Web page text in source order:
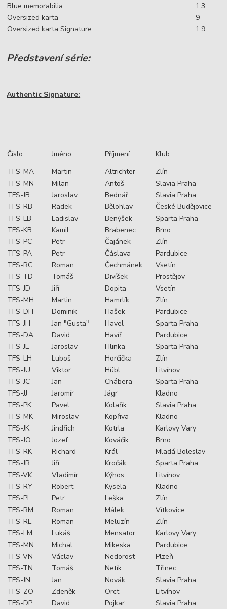
Blue memorabilia
1:3
Oversized karta
9
Oversized karta Signature
1:9
Představení série:
Authentic Signature:
Číslo Jméno Příjmení
Klub
TFS-MA
Martin Altrichter
Zlín
TFS-MN
Milan Antoš
Slavia Praha
TFS-JB
Jaroslav Bednář
Slavia Praha
TFS-RB
Radek Bělohlav
České Budějovice
TFS-LB
Ladislav Benýšek
Sparta Praha
TFS-KB
Kamil Brabenec
Brno
TFS-PC
Petr Čajánek
Zlín
TFS-PA
Petr Čáslava
Pardubice
TFS-RC
Roman Čechmánek
Vsetín
TFS-TD
Tomáš Divíšek
Prostějov
TFS-JD
Jiří Dopita
Vsetín
TFS-MH
Martin Hamrlík
Zlín
TFS-DH
Dominik Hašek
Pardubice
TFS-JH
Jan "Gusta" Havel
Sparta Praha
TFS-DA
David Havíř
Pardubice
TFS-JL
Jaroslav Hlinka
Sparta Praha
TFS-LH
Luboš Horčička
Zlín
TFS-JU
Viktor Hübl
Litvínov
TFS-JC
Jan Chábera
Sparta Praha
TFS-JJ
Jaromír Jágr
Kladno
TFS-PK
Pavel Kolařík
Slavia Praha
TFS-MK
Miroslav Kopřiva
Kladno
TFS-JK
Jindřich Kotrla
Karlovy Vary
TFS-JO
Jozef Kováčik
Brno
TFS-RK
Richard Král
Mladá Boleslav
TFS-JR
Jiří Kročák
Sparta Praha
TFS-VK
Vladimír Kýhos
Litvínov
TFS-RY
Robert Kysela
Kladno
TFS-PL
Petr Leška
Zlín
TFS-RM
Roman Málek
Vítkovice
TFS-RE
Roman Meluzín
Zlín
TFS-LM
Lukáš Mensator
Karlovy Vary
TFS-MN
Michal Mikeska
Pardubice
TFS-VN
Václav Nedorost
Plzeň
TFS-TN
Tomáš Netík
Třinec
TFS-JN
Jan Novák
Slavia Praha
TFS-ZO
Zdeněk Orct
Litvínov
TFS-DP
David Pojkar
Slavia Praha